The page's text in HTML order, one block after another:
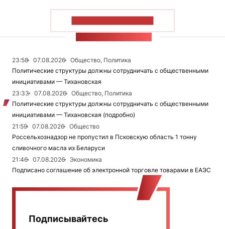
23:58 07.08.2026
Общество, Политика
Политические структуры должны сотрудничать с общественными
инициативами — Тихановская
23:33
07.08.2026
Общество, Политика
Политические структуры должны сотрудничать с общественными
инициативами — Тихановская (подробно)
21:59
07.08.2026
Общество
Россельхознадзор не пропустил в Псковскую область 1 тонну
сливочного масла из Беларуси
21:46
07.08.2026
Экономика
Подписано соглашение об электронной торговле товарами в ЕАЭС
Подписывайтесь